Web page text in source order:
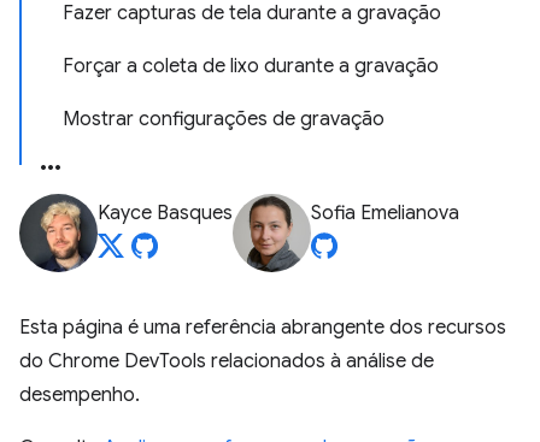
Fazer capturas de tela durante a gravação
Forçar a coleta de lixo durante a gravação
Mostrar configurações de gravação
Kayce Basques Sofia Emelianova
Esta página é uma referência abrangente dos recursos
do Chrome DevTools relacionados à análise de
desempenho.